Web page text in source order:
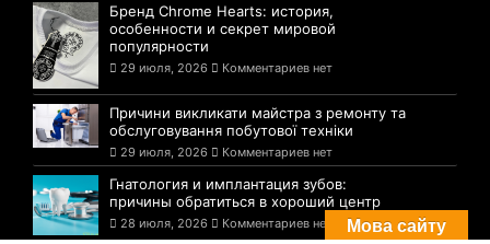
Бренд Chrome Hearts: история,
особенности и секрет мировой
популярности
29 июля, 2026 Комментариев нет
Причини викликати майстра з ремонту та
обслуговування побутової техніки
29 июля, 2026 Комментариев нет
Гнатология и имплантация зубов:
причины обратиться в хороший центр
28 июля, 2026 Комментариев нет Мова сайту